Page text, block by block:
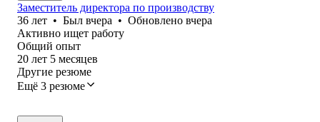
Заместитель директора по производству
36 лет • Был вчера • Обновлено вчера
Активно ищет работу
Общий опыт
20 лет 5 месяцев
Другие резюме
Ещё 3 резюме